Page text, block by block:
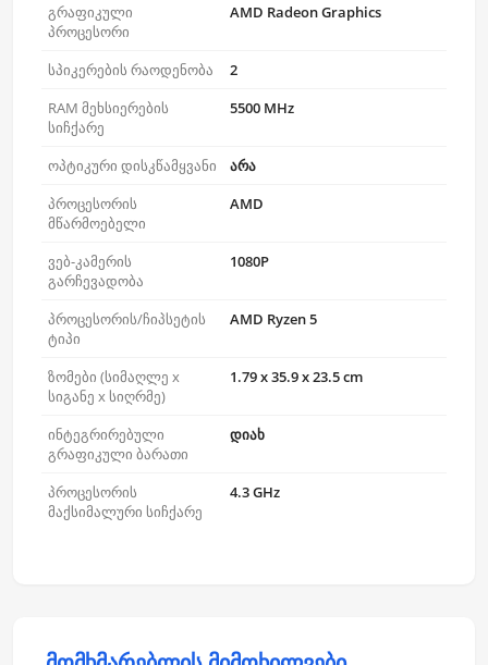
გრაფიკული
პროცესორი
AMD Radeon Graphics
სპიკერების რაოდენობა
2
RAM მეხსიერების
სიჩქარე
5500 MHz
ოპტიკური დისკწამყვანი
არა
პროცესორის
მწარმოებელი
AMD
ვებ-კამერის
გარჩევადობა
1080P
პროცესორის/ჩიპსეტის
ტიპი
AMD Ryzen 5
ზომები (სიმაღლე x
სიგანე x სიღრმე)
1.79 x 35.9 x 23.5 cm
ინტეგრირებული
გრაფიკული ბარათი
დიახ
პროცესორის
მაქსიმალური სიჩქარე
4.3 GHz